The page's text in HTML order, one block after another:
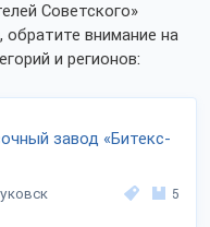
Советского»
обратите внимание на
и регионов:
завод «Битекс-
5